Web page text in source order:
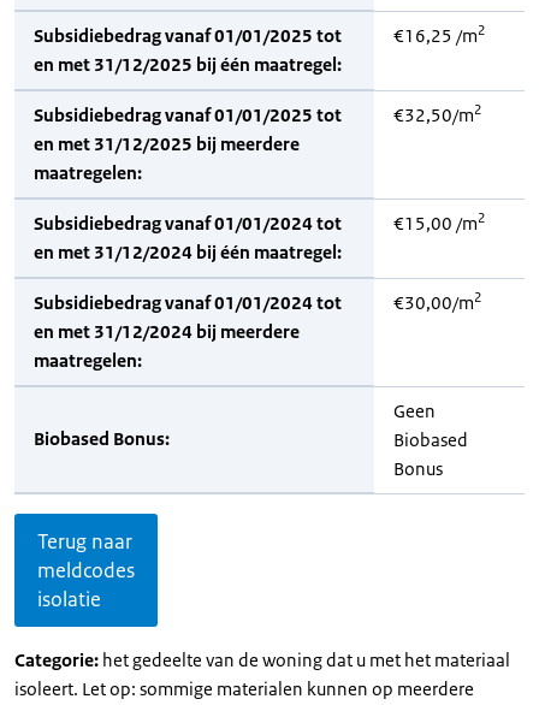
Subsidiebedrag vanaf 01/01/2025 tot
en met 31/12/2025 bij één maatregel:
€16,25 /m2
Subsidiebedrag vanaf 01/01/2025 tot
en met 31/12/2025 bij meerdere
maatregelen:
€32,50/m2
Subsidiebedrag vanaf 01/01/2024 tot
en met 31/12/2024 bij één maatregel:
€15,00 /m2
Subsidiebedrag vanaf 01/01/2024 tot
en met 31/12/2024 bij meerdere
maatregelen:
€30,00/m2
Biobased Bonus:
Geen
Biobased
Bonus
Terug naar
meldcodes
isolatie
Categorie: het gedeelte van de woning dat u met het materiaal
isoleert. Let op: sommige materialen kunnen op meerdere